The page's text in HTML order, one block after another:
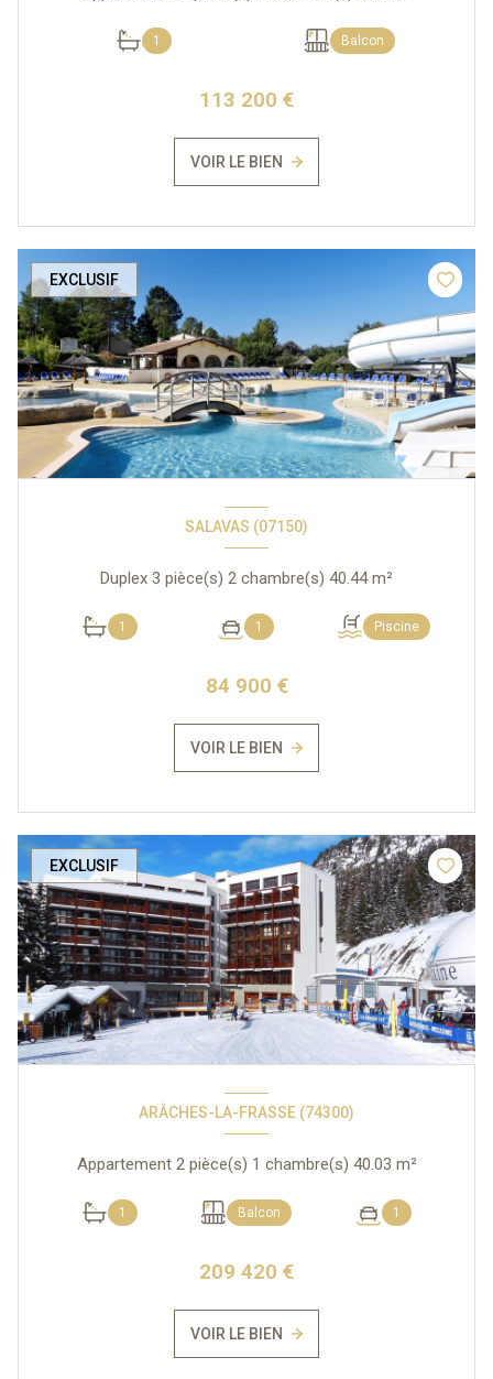
1 Balcon
113 200 €
VOIR LE BIEN
EXCLUSIF
SALAVAS (07150)
Duplex 3 pièce(s) 2 chambre(s) 40.44 m²
1 1 Piscine
84 900 €
VOIR LE BIEN
EXCLUSIF
ARÂCHES-LA-FRASSE (74300)
Appartement 2 pièce(s) 1 chambre(s) 40.03 m²
1 Balcon 1
209 420 €
VOIR LE BIEN